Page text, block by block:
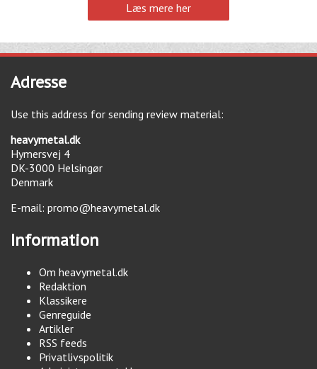
Læs mere her
Adresse
Use this address for sending review material:
heavymetal.dk
Hymersvej 4
DK-3000 Helsingør
Denmark
E-mail: promo@heavymetal.dk
Information
Om heavymetal.dk
Redaktion
Klassikere
Genreguide
Artikler
RSS feeds
Privatlivspolitik